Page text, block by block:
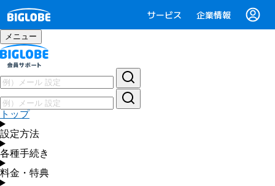
サービス 企業情報
メニュー
トップ
設定方法
各種手続き
料金・特典